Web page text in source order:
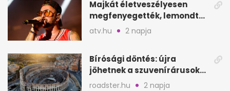
Majkát életveszélyesen
megfenyegették, lemondta
a sepsiszentgyörgyi
atv.hu 2 napja
Bírósági döntés: újra
jöhetnek a szuvenírárusok
Európa ikonikus helyére
roadster.hu 2 napja